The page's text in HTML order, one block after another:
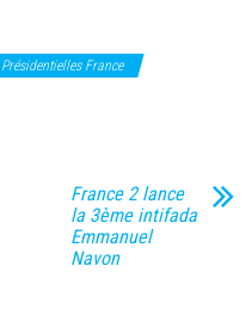
Présidentielles France
France 2 lance
la 3ème intifada
Emmanuel
Navon